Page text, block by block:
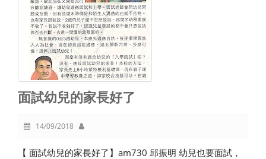
面試幼兒的家長好了
14/09/2018
【 面試幼兒的家長好了】am730 邱振明 幼兒也要面試，